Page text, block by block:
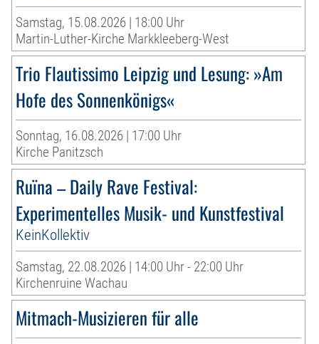
Samstag, 15.08.2026 | 18:00 Uhr
Martin-Luther-Kirche Markkleeberg-West
Trio Flautissimo Leipzig und Lesung: »Am
Hofe des Sonnenkönigs«
Sonntag, 16.08.2026 | 17:00 Uhr
Kirche Panitzsch
Ruïna – Daily Rave Festival:
Experimentelles Musik- und Kunstfestival
KeinKollektiv
Samstag, 22.08.2026 | 14:00 Uhr - 22:00 Uhr
Kirchenruine Wachau
Mitmach-Musizieren für alle